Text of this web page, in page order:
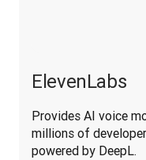
ElevenLabs
Provides AI voice
millions of
powered by DeepL.